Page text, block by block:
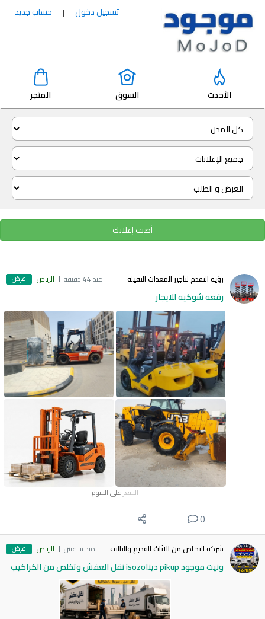
تسجيل دخول | حساب جديد
الأحدث السوق المتجر
أضف إعلانك
رؤية التقدم لتأجير المعدات الثقيلة منذ 44 دقيقة الرياض عرض
رفعه شوكيه للايجار
السعر على السوم
0
شركه التخلص من الاثاث القديم والتالف منذ ساعتين الرياض عرض
ونيت موجود pikup ديناisozo نقل العفش وتخلص من الكراكيب